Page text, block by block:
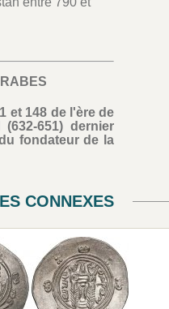
et 148 de l'ère de
651) dernier
fondateur de la
CONNEXES